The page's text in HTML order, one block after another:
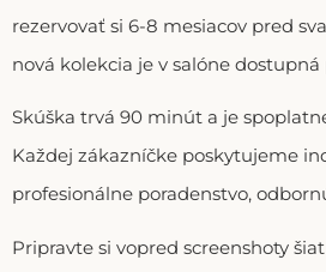
rezervovať si 6-8 mesiacov pred
nová kolekcia je v salóne dostupná
Skúška trvá 90 minút a je
Každej zákazníčke poskytujeme
profesionálne poradenstvo,
Pripravte si vopred screenshoty